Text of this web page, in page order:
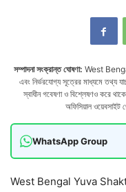
সম্পাদনা সংক্রান্ত ঘোষণা: West Bengal
এবং নির্ভরযোগ্য সূত্রের মাধ্যমে তথ্য
স্বাধীন গবেষণা ও বিশ্লেষণও করে
অফিসিয়াল ওয়েবসাইট
WhatsApp Group
West Bengal Yuva